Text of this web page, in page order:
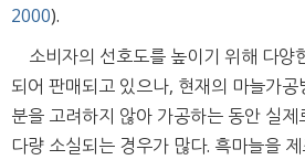
2000).
소비자의 선호도를 높이기 위해 다양
되어 판매되고 있으나, 현재의 마늘가
분을 고려하지 않아 가공하는 동안 실
다량 소실되는 경우가 많다. 흑마늘을